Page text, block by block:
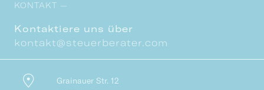
KONTAKT —
Kontaktiere uns über
kontakt@steuerberater.com
Grainauer Str. 12